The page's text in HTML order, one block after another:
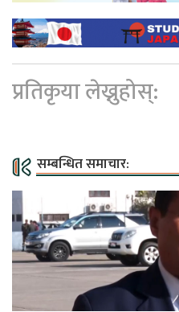
प्रतिकृया लेख्नुहोस्:
सम्बन्धित समाचार: